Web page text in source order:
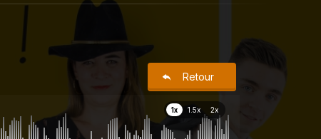
Retour
1x 1.5x 2x